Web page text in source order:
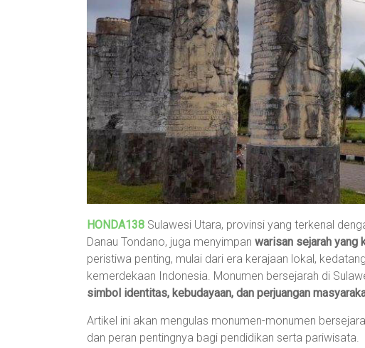
HONDA138 Sulawesi Utara, provinsi yang terkenal
Danau Tondano, juga menyimpan warisan sejarah yang
peristiwa penting, mulai dari era kerajaan lokal,
kemerdekaan Indonesia. Monumen bersejarah di
simbol identitas, kebudayaan, dan perjuangan
Artikel ini akan mengulas monumen-monumen
dan peran pentingnya bagi pendidikan serta pariwisata.